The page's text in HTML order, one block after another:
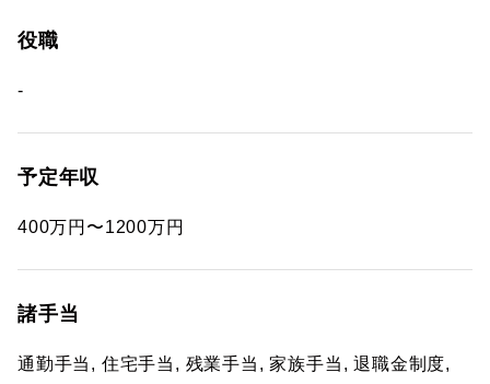
役職
-
予定年収
400万円〜1200万円
諸手当
通勤手当, 住宅手当, 残業手当, 家族手当, 退職金制度,